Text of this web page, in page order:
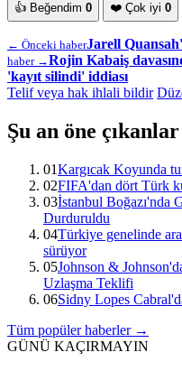
👍 Beğendim 0 ❤️ Çok iyi 0
← Önceki haberJarell
haber →Rojin Kabaiş
'kayıt silindi' iddiası
Telif veya hak ihlali bildir
Şu an öne çıkanlar
01Kargıcak Koyunda
02FIFA'dan dört Türk
03İstanbul Boğazı'nda
Durduruldu
04Türkiye genelinde
sürüyor
05Johnson &
Uzlaşma Teklifi
06Sidny Lopes
Tüm popüler haberler →
GÜNÜ KAÇIRMAYIN